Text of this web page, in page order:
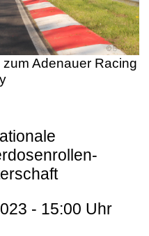
Adenauer Racing
- 15:00 Uhr